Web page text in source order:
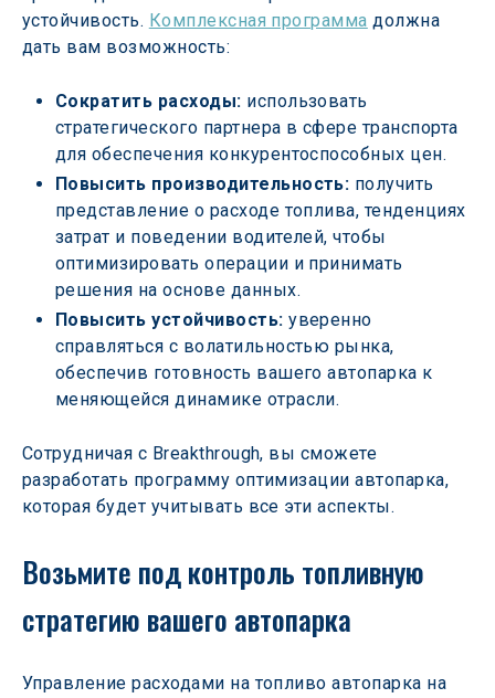
устойчивость. Комплексная программа должна
дать вам возможность:
Сократить расходы: использовать
стратегического партнера в сфере транспорта
для обеспечения конкурентоспособных цен.
Повысить производительность: получить
представление о расходе топлива, тенденциях
затрат и поведении водителей, чтобы
оптимизировать операции и принимать
решения на основе данных.
Повысить устойчивость: уверенно
справляться с волатильностью рынка,
обеспечив готовность вашего автопарка к
меняющейся динамике отрасли.
Сотрудничая с Breakthrough, вы сможете
разработать программу оптимизации автопарка,
которая будет учитывать все эти аспекты.
Возьмите под контроль топливную
стратегию вашего автопарка
Управление расходами на топливо автопарка на